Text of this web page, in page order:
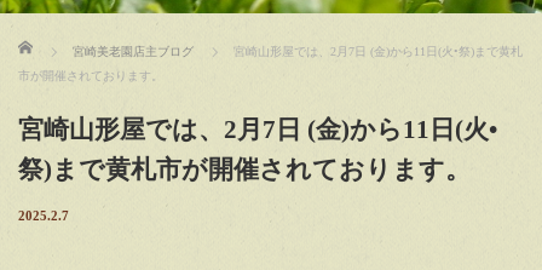
ホーム 宮崎美老園店主ブログ
宮崎山形屋では、2月7日 (金)から11日(火•祭)まで黄札
市が開催されております。
宮崎山形屋では、2月7日 (金)から11日(火•
祭)まで黄札市が開催されております。
2025.2.7